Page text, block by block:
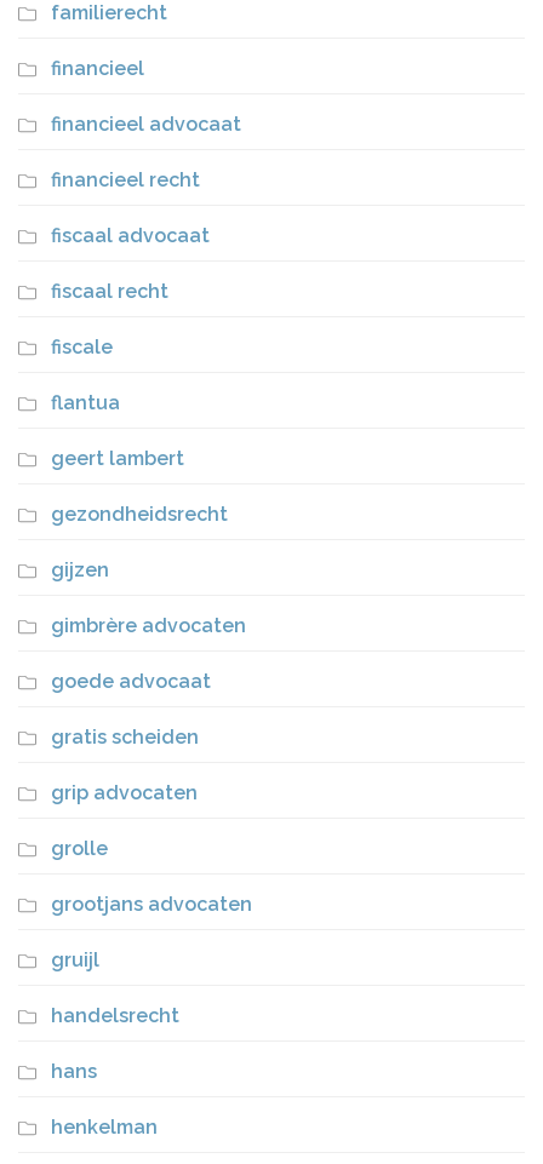
familierecht
financieel
financieel advocaat
financieel recht
fiscaal advocaat
fiscaal recht
fiscale
flantua
geert lambert
gezondheidsrecht
gijzen
gimbrère advocaten
goede advocaat
gratis scheiden
grip advocaten
grolle
grootjans advocaten
gruijl
handelsrecht
hans
henkelman